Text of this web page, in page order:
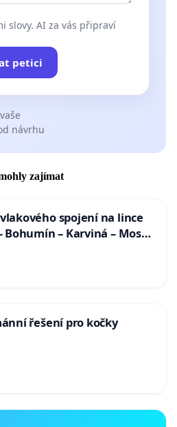
slovy. AI za vás připraví
petici
návrhu
zajímat
spojení na lince
Bohumín – Karviná – Mosty
řešení pro kočky